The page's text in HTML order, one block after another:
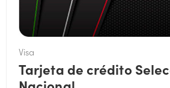
Visa
Tarjeta de crédito